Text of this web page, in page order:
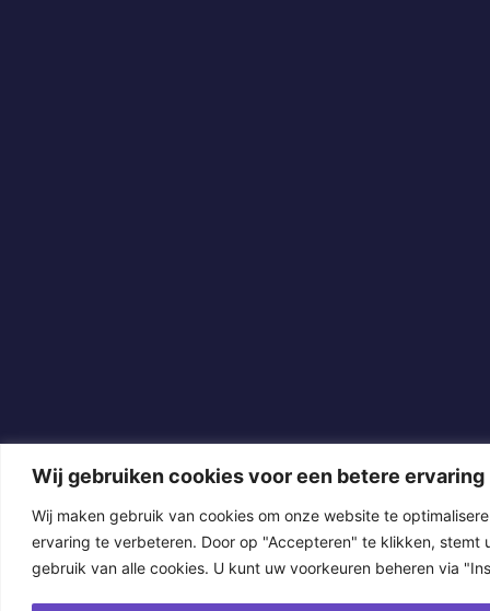
Wij gebruiken cookies voor een betere ervaring
Wij maken gebruik van cookies om onze website te
ervaring te verbeteren. Door op "Accepteren" te klikken, stemt
gebruik van alle cookies. U kunt uw voorkeuren beheren via